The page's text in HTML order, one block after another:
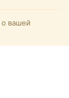
о вашей